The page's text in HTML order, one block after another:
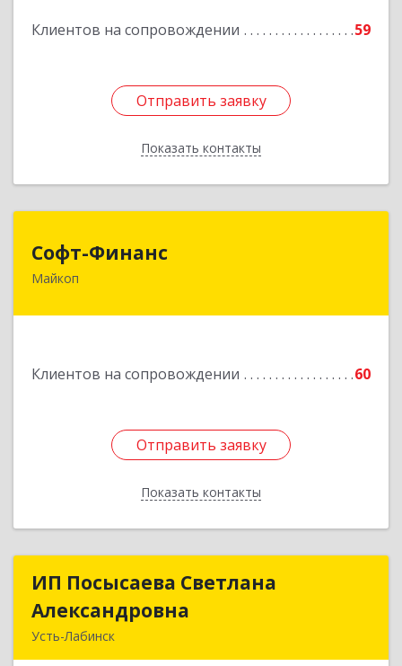
Клиентов на сопровождении 59
Отправить заявку
Показать контакты
Отправить заявку
Назад
Софт-Финанс
Майкоп
Клиентов на сопровождении 60
Отправить заявку
Показать контакты
385006, Адыгея Респ, Майкоп г, Калинина ул,
Отправить заявку
Назад
ИП Посысаева Светлана
Александровна
Усть-Лабинск
ИП Посысаева Светлана